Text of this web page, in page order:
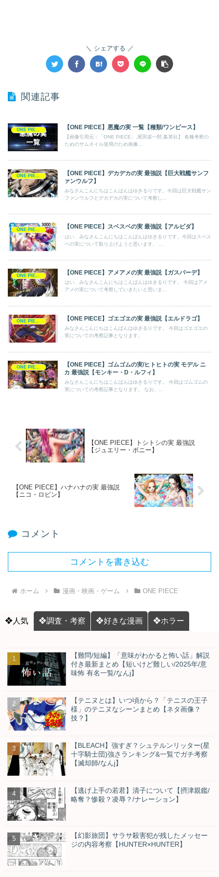
シェアする
関連記事
【ONE PIECE】悪魔の実 一覧【種類/ワンピース】
【画像引用元：「ONE PIECE」,尾田栄一郎,集英社】 各種考察の
ためのサムネイル使用のため画像...
【ONE PIECE】デカデカの実 最強説【巨大戦艦サンフ
ァンウルフ】
みなさんこんにちはこんばんはゆきるりです。今回は巨大戦艦サン
ファンウルフとデカデカの実について考察し...
【ONE PIECE】スベスベの実 最強説【アルビダ】
はい、みなさんこんにちはこんばんはゆきるりです。今回はスベス
ベの実について取り上げようと思います。 ...
【ONE PIECE】アメアメの実 最強説【ガスパーデ】
はい、みなさんこんにちはこんばんはゆきるりです。 今回はアメ
アメの実について考察していきたいと思いま...
ONE PIECE 【ONE PIECE】ゴエゴエの実 最強説【エルドラゴ】
みなさんこんにちはこんばんはゆきるりです。 今回はゴエゴエの
実についての考察記事となります。
ONE PIECE
【ONE PIECE】ゴムゴムの実/ヒトヒトの実 モデル ニ
カ 最強説【モンキー・D・ルフィ】
みなさんこんにちはこんばんはゆきるりです。 今回はゴムゴムの
実についての考察記事となります。 なお、...
【ONE PIECE】トシトシの実 最強説
【ジュエリー・ボニー】
【ONE PIECE】ハナハナの実 最強説
【ニコ・ロビン】
コメント
コメントを書き込む
ホーム 漫画・映画・ゲーム ONE PIECE
❖人気 ❖調査・考察 ❖好きな漫画 ❖ホラー
【難問/短編】「意味がわかると怖い話」解説
付き最新まとめ【短いけど難しい/2025年/意
味怖 有名一覧/なんj】
【テニヌとは】いつ頃から？「テニスの王子
様」のテニヌなシーンまとめ【ネタ画像？
技？】
【BLEACH】強すぎ？シュテルンリッター(星
十字騎士団)強さランキング&一覧でガチ考察
【滅却師/なんj】
【逃げ上手の若君】清子について【摂津親鑑/
略奪？惨殺？凌辱？/ナレーション】
【幻影旅団】サラサ殺害犯が残したメッセー
ジの内容考察【HUNTER×HUNTER】